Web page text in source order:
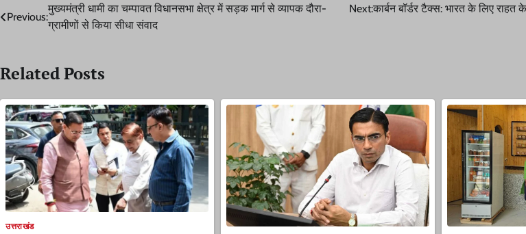
Post
navigation
Previous:
मुख्यमंत्री धामी का चम्पावत विधानसभा क्षेत्र में सड़क मार्ग से व्यापक दौरा-
ग्रामीणों से किया सीधा संवाद
Next:कार्बन बॉर्डर टैक्स: भारत के लिए
Related Posts
उत्तराखंड